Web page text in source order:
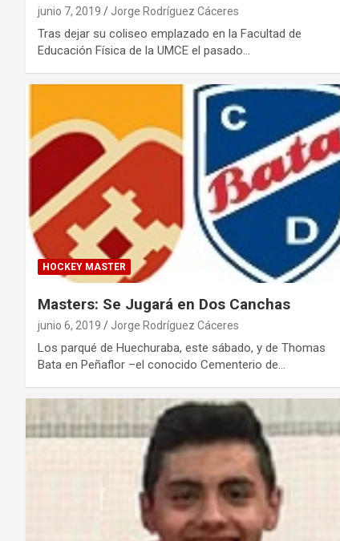
junio 7, 2019 Jorge Rodríguez Cáceres
Tras dejar su coliseo emplazado en la Facultad de
Educación Física de la UMCE el pasado…
HOCKEY MASTER
Masters: Se Jugará en Dos Canchas
junio 6, 2019 Jorge Rodríguez Cáceres
Los parqué de Huechuraba, este sábado, y de Thomas
Bata en Peñaflor –el conocido Cementerio de…